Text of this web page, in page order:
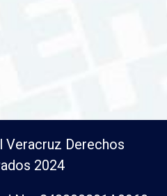
Veracruz Derechos
2024